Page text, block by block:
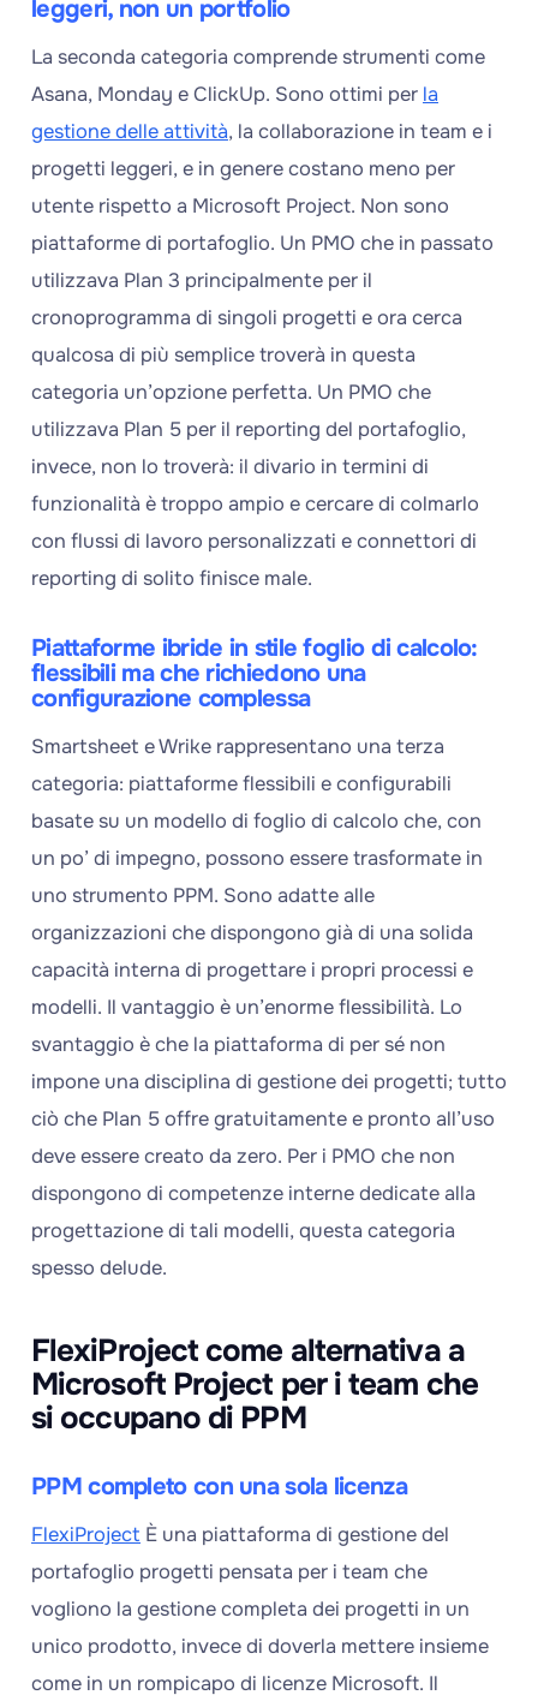
leggeri, non un portfolio
La seconda categoria comprende strumenti come
Asana, Monday e ClickUp. Sono ottimi per la
gestione delle attività, la collaborazione in team e i
progetti leggeri, e in genere costano meno per
utente rispetto a Microsoft Project. Non sono
piattaforme di portafoglio. Un PMO che in passato
utilizzava Plan 3 principalmente per il
cronoprogramma di singoli progetti e ora cerca
qualcosa di più semplice troverà in questa
categoria un’opzione perfetta. Un PMO che
utilizzava Plan 5 per il reporting del portafoglio,
invece, non lo troverà: il divario in termini di
funzionalità è troppo ampio e cercare di colmarlo
con flussi di lavoro personalizzati e connettori di
reporting di solito finisce male.
Piattaforme ibride in stile foglio di calcolo:
flessibili ma che richiedono una
configurazione complessa
Smartsheet e Wrike rappresentano una terza
categoria: piattaforme flessibili e configurabili
basate su un modello di foglio di calcolo che, con
un po’ di impegno, possono essere trasformate in
uno strumento PPM. Sono adatte alle
organizzazioni che dispongono già di una solida
capacità interna di progettare i propri processi e
modelli. Il vantaggio è un’enorme flessibilità. Lo
svantaggio è che la piattaforma di per sé non
impone una disciplina di gestione dei progetti; tutto
ciò che Plan 5 offre gratuitamente e pronto all’uso
deve essere creato da zero. Per i PMO che non
dispongono di competenze interne dedicate alla
progettazione di tali modelli, questa categoria
spesso delude.
FlexiProject come alternativa a
Microsoft Project per i team che
si occupano di PPM
PPM completo con una sola licenza
FlexiProject È una piattaforma di gestione del
portafoglio progetti pensata per i team che
vogliono la gestione completa dei progetti in un
unico prodotto, invece di doverla mettere insieme
come in un rompicapo di licenze Microsoft. Il